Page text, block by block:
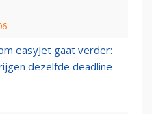
easyJet gaat verder:
dezelfde deadline